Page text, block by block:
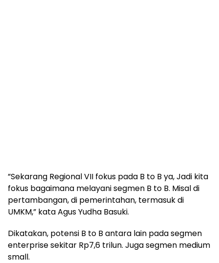
”Sekarang Regional VII fokus pada B to B ya, Jadi kita
fokus bagaimana melayani segmen B to B. Misal di
pertambangan, di pemerintahan, termasuk di
UMKM,” kata Agus Yudha Basuki.
Dikatakan, potensi B to B antara lain pada segmen
enterprise sekitar Rp7,6 trilun. Juga segmen medium
small.